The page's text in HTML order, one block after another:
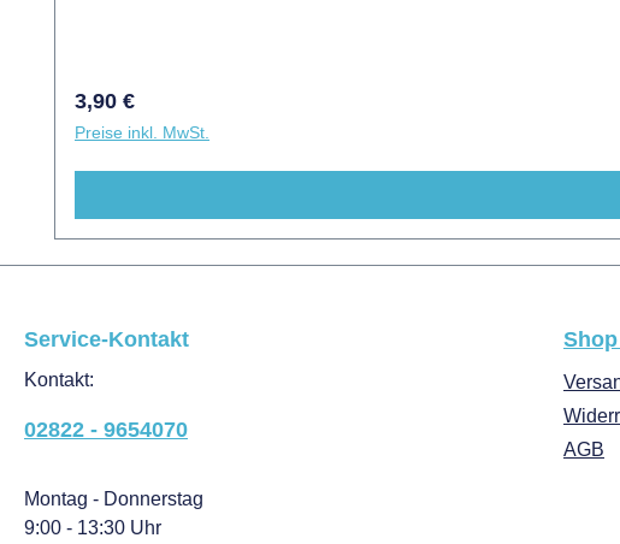
Regulärer Preis:
3,90 €
Preise inkl. MwSt.
Service-Kontakt
Kontakt:
02822 - 9654070
Montag - Donnerstag
9:00 - 13:30 Uhr
AGB